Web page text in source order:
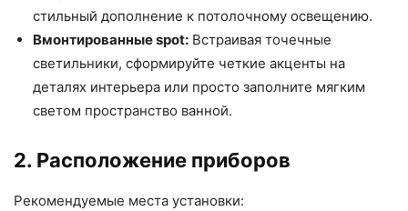
стильный дополнение к потолочному освещению.
Вмонтированные spot: Встраивая точечные
светильники, сформируйте четкие акценты на
деталях интерьера или просто заполните мягким
светом пространство ванной.
2. Расположение приборов
Рекомендуемые места установки: